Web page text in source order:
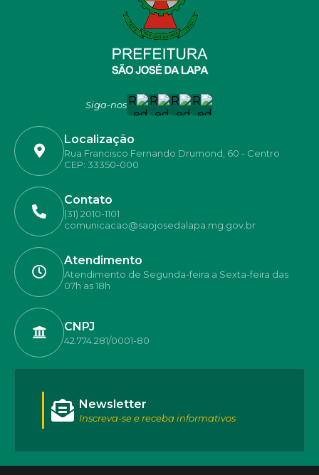
Siga-nos
Localização
Rua Francisco Fernando Drumond, 60 - Centro
CEP: 33350-000
Contato
(31) 2010-1101
comunicacao@saojosedalapa.mg.gov.br
Atendimento
Atendimento de Segunda-feira a Sexta-feira das
07h as 18h
CNPJ
42.774.281/0001-80
Newsletter
Inscreva-se e receba informativos